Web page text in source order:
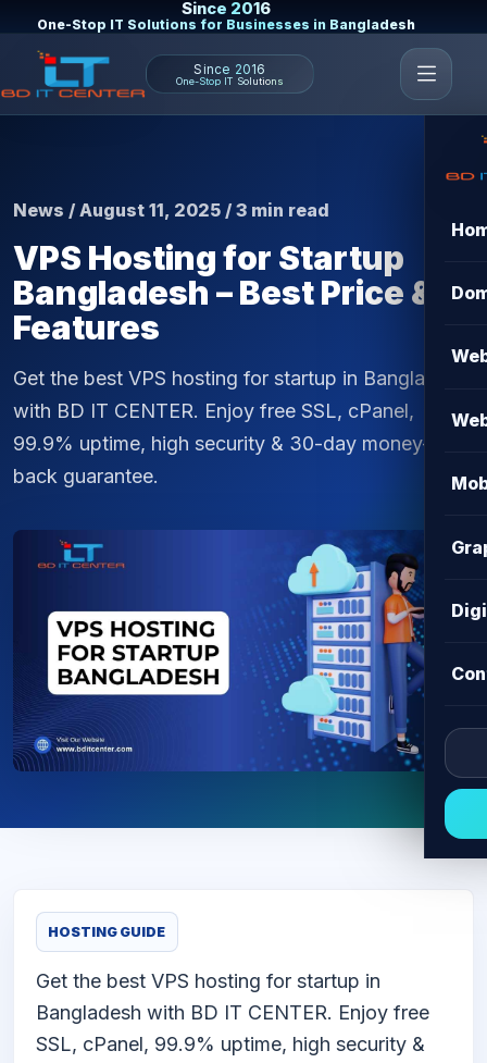
Since 2016
One-Stop IT Solutions for Businesses in Bangladesh
Since 2016
One-Stop IT Solutions
News / August 11, 2025 / 3 min read
VPS Hosting for Startup
Bangladesh – Best Price &
Features
Get the best VPS hosting for startup in Bangladesh
with BD IT CENTER. Enjoy free SSL, cPanel,
99.9% uptime, high security & 30-day money-
back guarantee.
HOSTING GUIDE
Get the best VPS hosting for startup in
Bangladesh with BD IT CENTER. Enjoy free
SSL, cPanel, 99.9% uptime, high security &